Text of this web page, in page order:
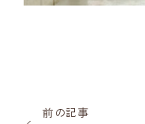
前の記事